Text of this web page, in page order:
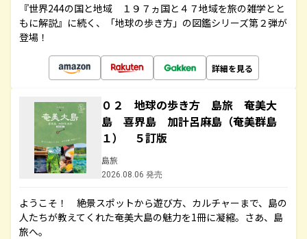
『世界244の国と地域 １９７ヵ国と４７地域を旅の雑学とと
もに解説』に続く、「地球の歩き方」の図鑑シリーズ第２弾が
登場！
詳細を見る
０２ 地球の歩き方 島旅 奄美大
島 喜界島 加計呂麻島（奄美群島
１） ５訂版
島旅
2026.08.06 発売
ようこそ！ 絶景スポットから遊び方、カルチャーまで、島の
人たちが教えてくれた奄美大島の魅力を1冊に凝縮。さあ、島
旅へ。